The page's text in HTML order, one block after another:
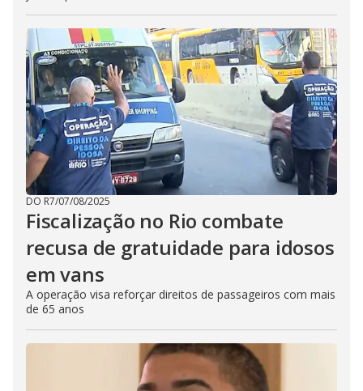
DO R7/07/08/2025
Fiscalização no Rio combate
recusa de gratuidade para idosos
em vans
A operação visa reforçar direitos de passageiros com mais
de 65 anos